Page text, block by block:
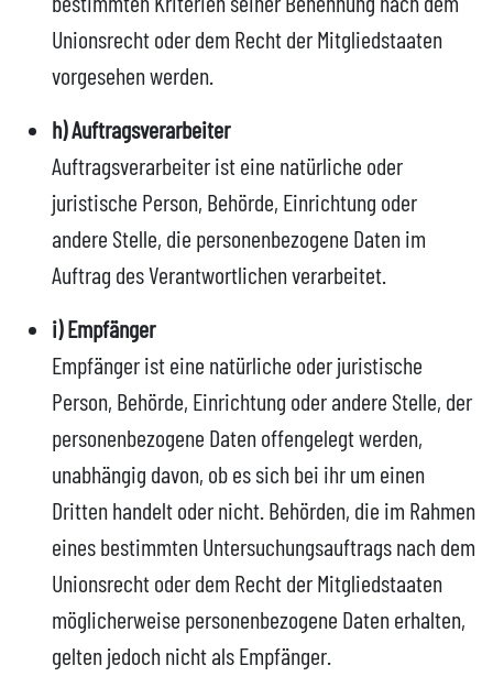
Unionsrecht oder dem Recht der Mitgliedstaaten
vorgesehen werden.
h) Auftragsverarbeiter
Auftragsverarbeiter ist eine natürliche oder
juristische Person, Behörde, Einrichtung oder
andere Stelle, die personenbezogene Daten im
Auftrag des Verantwortlichen verarbeitet.
i) Empfänger
Empfänger ist eine natürliche oder juristische
Person, Behörde, Einrichtung oder andere Stelle, der
personenbezogene Daten offengelegt werden,
unabhängig davon, ob es sich bei ihr um einen
Dritten handelt oder nicht. Behörden, die im Rahmen
eines bestimmten Untersuchungsauftrags nach dem
Unionsrecht oder dem Recht der Mitgliedstaaten
möglicherweise personenbezogene Daten erhalten,
gelten jedoch nicht als Empfänger.